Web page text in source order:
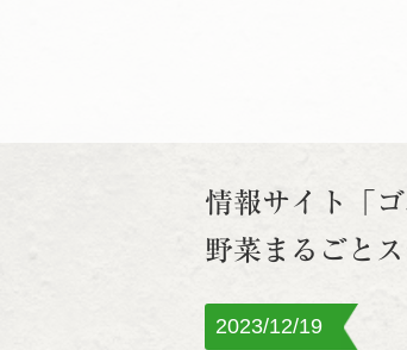
情報サイト「
野菜まるごと
2023/12/19